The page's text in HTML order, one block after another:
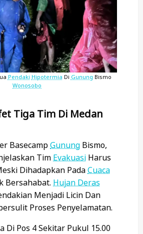
Pendaki Hipotermia Di Gunung Bismo
Wonosobo
Tiga Tim Di Medan
BasecampGunung Bismo,
Tim Evakuasi Harus
Dihadapkan PadaCuaca
Bersahabat. Hujan Deras
Menjadi Licin Dan
Proses Penyelamatan.
Di Pos 4 Sekitar Pukul 15.00